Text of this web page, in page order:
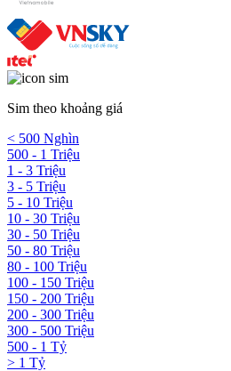
Sim theo khoảng giá
< 500 Nghìn
500 - 1 Triệu
1 - 3 Triệu
3 - 5 Triệu
5 - 10 Triệu
10 - 30 Triệu
30 - 50 Triệu
50 - 80 Triệu
80 - 100 Triệu
100 - 150 Triệu
150 - 200 Triệu
200 - 300 Triệu
300 - 500 Triệu
500 - 1 Tỷ
> 1 Tỷ